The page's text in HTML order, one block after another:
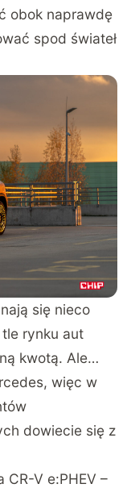
obok naprawdę
spod świateł
się nieco
rynku aut
kwotą. Ale…
więc w
dowiecie się z
CR-V e:PHEV –